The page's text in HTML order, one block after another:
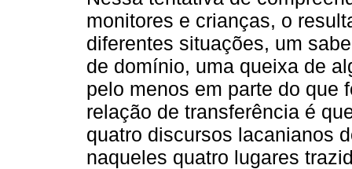
monitores e crianças, o
diferentes situações, um
de domínio, uma queixa de
pelo menos em parte do que
relação de transferência é
quatro discursos lacanianos
naqueles quatro lugares